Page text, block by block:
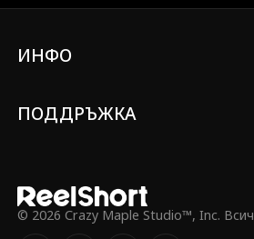
натиск от
възстановено
ИНФО
ПОДДРЪЖКА
© 2026 Crazy Maple Studio™, Inc.